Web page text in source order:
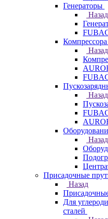
Генераторы
Назад
Компрессора
Назад
Назад
Назад
Присадочные
Назад
Для
сталей